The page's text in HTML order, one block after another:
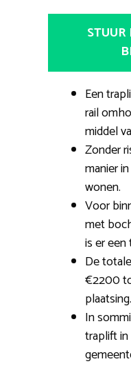
Een
rail
middel
Zonder
manier
wonen.
Voor
met
is er
De
€2200
plaatsing.
In
traplift